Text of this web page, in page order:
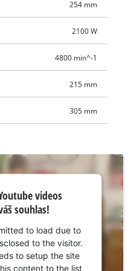
254 mm
2100 W
4800 min^-1
215 mm
305 mm
videos
souhlas!
to load due to
to the visitor.
to setup the site
content to the list